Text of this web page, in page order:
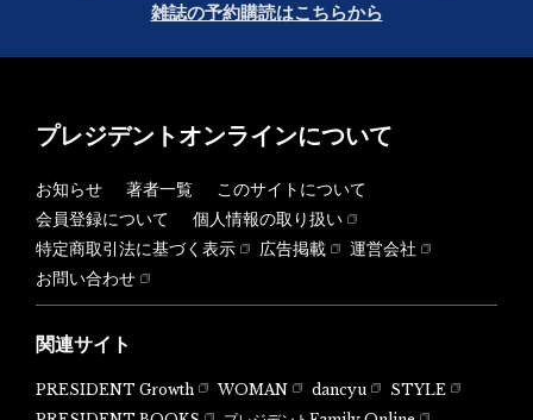
雑誌の予約購読はこちらから
プレジデントオンラインについて
お知らせ 著者一覧
このサイトについて
会員登録について
個人情報の取り扱い
特定商取引法に基づく表示
広告掲載
運営会社
お問い合わせ
関連サイト
PRESIDENT Growth WOMAN dancyu
STYLE